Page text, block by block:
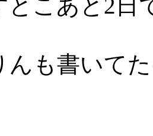
とこあと2日
んも書いて